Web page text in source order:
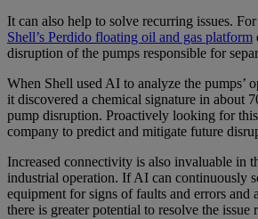
It can also help to solve recurring issues.
Shell’s Perdido floating oil and gas platform
disruption of the pumps responsible for
When Shell used AI to analyze the pumps’
it discovered a chemical signature in about
pump disruption. Proactively looking for
company to predict and mitigate future
Increased connectivity is also invaluable in
industrial operation. If AI can continuously
equipment for signs of faults and errors and
there is greater potential to resolve the issue